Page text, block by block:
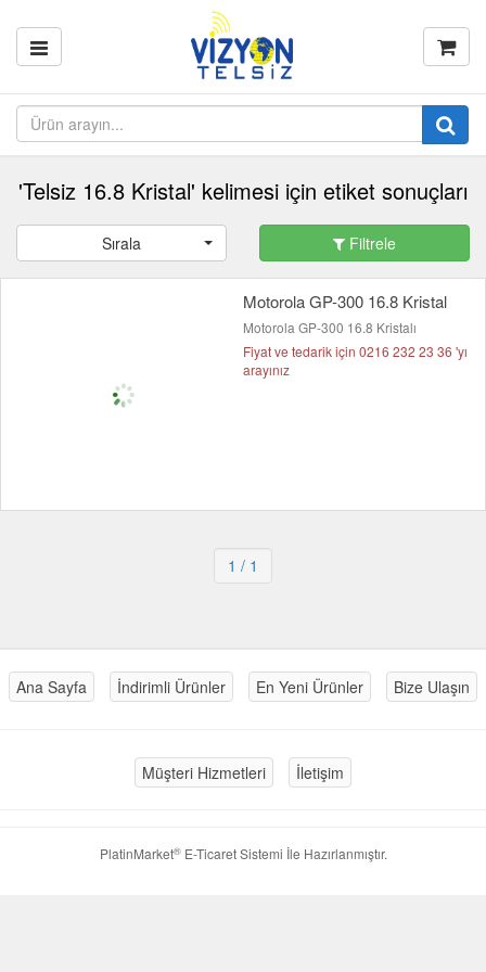
'Telsiz 16.8 Kristal' kelimesi için etiket sonuçları
Sırala Filtrele
Motorola GP-300 16.8 Kristal
Motorola GP-300 16.8 Kristalı
Fiyat ve tedarik için 0216 232 23 36 'yı
arayınız
1 / 1
Ana Sayfa İndirimli Ürünler En Yeni Ürünler Bize Ulaşın
Müşteri Hizmetleri İletişim
PlatinMarket®E-Ticaret Sistemi İle Hazırlanmıştır.